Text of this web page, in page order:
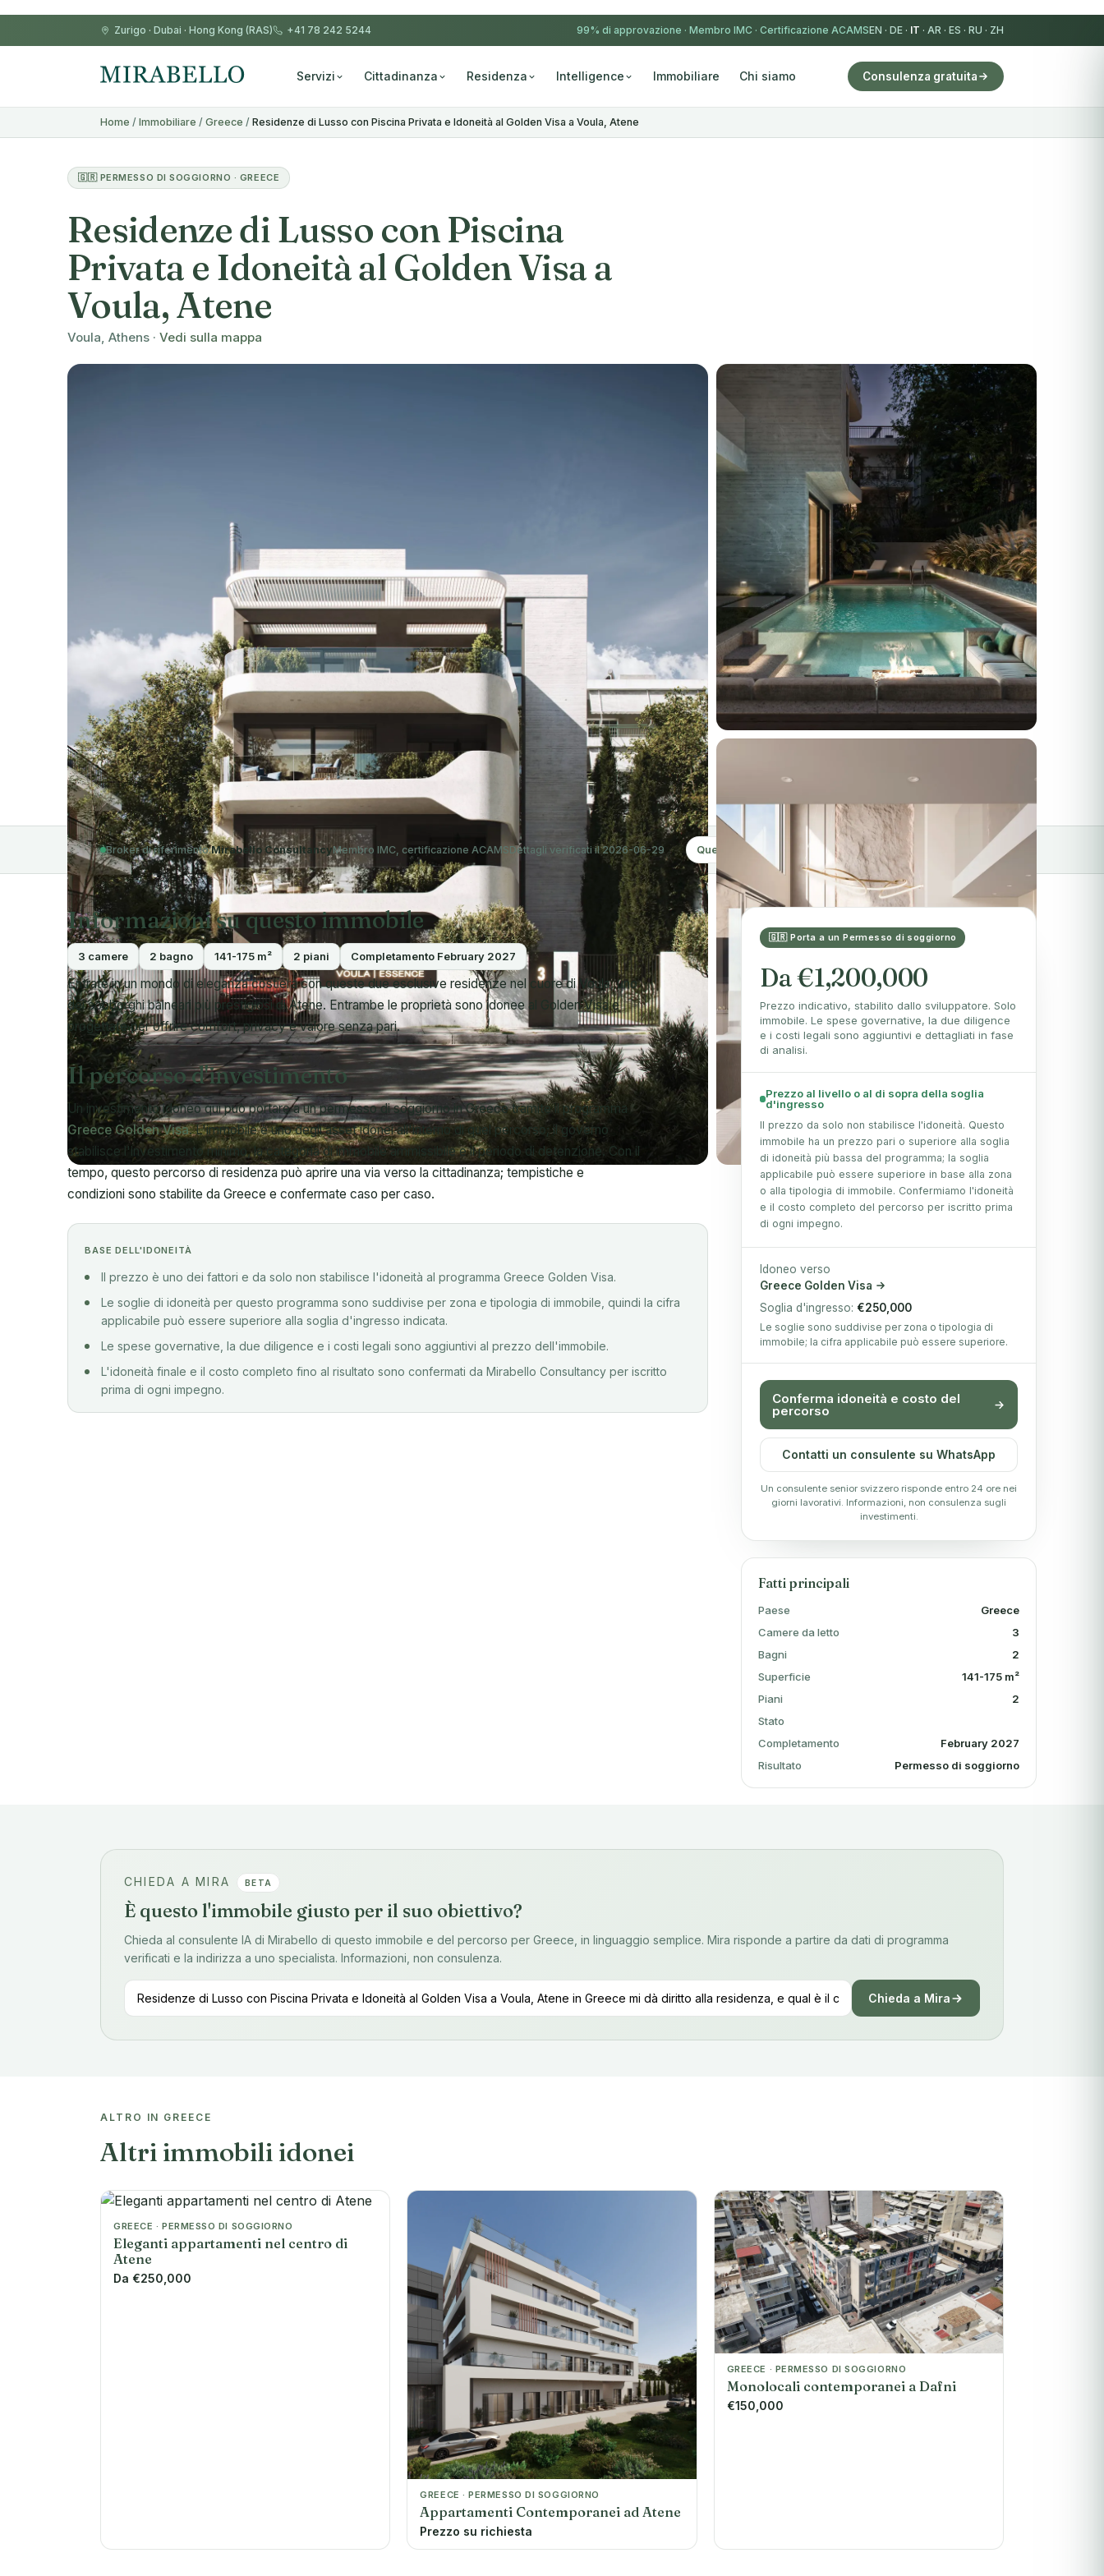
Zurigo·Dubai·Hong Kong (RAS) +41 78 242 5244 99% di approvazione ·Membro IMC·Certificazione ACAMSEN·DE·IT·AR·ES·RU·ZH
Consulenza gratuita
Home/Immobiliare/Greece/Residenze di Lusso con Piscina Privata e Idoneità al Golden Visa a Voula, Atene
Residenze di Lusso con Piscina
Privata e Idoneità al Golden Visa a
Voula, Atene
Voula, Athens ·Vedi sulla mappa
+20 foto
Broker di riferimento:Mirabello Consultancy Membro IMC, certificazione ACAMS Dettagli verificati il 2026-06-29 Questo annuncio è disponibile per gli agenti IA tramite
Informazioni su questo immobile
3 camere 2 bagno 141-175 m² 2 piani Completamento February 2027
Entrate in un mondo di eleganza costiera con queste due esclusive residenze nel cuore di Voula, uno
dei sobborghi balneari più prestigiosi di Atene. Entrambe le proprietà sono idonee al Golden Visa e
progettate per offrire comfort, privacy e valore senza pari.
Il percorso d'investimento
Un investimento idoneo qui può portare a un permesso di soggiorno in Greece tramite il programma
Greece Golden Visa. L'immobile è uno degli asset idonei all'interno di quel percorso; il governo
stabilisce l'investimento minimo, la categoria di immobile ammissibile e il periodo di detenzione. Con il
tempo, questo percorso di residenza può aprire una via verso la cittadinanza; tempistiche e
condizioni sono stabilite da Greece e confermate caso per caso.
Le soglie di idoneità per questo programma sono suddivise per zona e tipologia di immobile, quindi la cifra
applicabile può essere superiore alla soglia d'ingresso indicata.
Le spese governative, la due diligence e i costi legali sono aggiuntivi al prezzo dell'immobile.
L'idoneità finale e il costo completo fino al risultato sono confermati da Mirabello Consultancy per iscritto
prima di ogni impegno.
Da €1,200,000
Prezzo indicativo, stabilito dallo sviluppatore. Solo
immobile. Le spese governative, la due diligence
e i costi legali sono aggiuntivi e dettagliati in fase
di analisi.
d'ingresso
Il prezzo da solo non stabilisce l'idoneità. Questo
immobile ha un prezzo pari o superiore alla soglia
di idoneità più bassa del programma; la soglia
applicabile può essere superiore in base alla zona
o alla tipologia di immobile. Confermiamo l'idoneità
e il costo completo del percorso per iscritto prima
di ogni impegno.
Greece Golden Visa
Soglia d'ingresso: €250,000
Le soglie sono suddivise per zona o tipologia di
immobile; la cifra applicabile può essere superiore.
Conferma idoneità e costo del
percorso
Contatti un consulente su WhatsApp
Un consulente senior svizzero risponde entro 24 ore nei
giorni lavorativi. Informazioni, non consulenza sugli
investimenti.
Paese
Camere da letto
3
Bagni
2
Superficie
141-175 m²
Piani
2
Stato
Completamento
Risultato
Permesso di soggiorno
È questo l'immobile giusto per il suo obiettivo?
Chieda al consulente IA di Mirabello di questo immobile e del percorso per Greece, in linguaggio semplice. Mira risponde a partire da dati di programma
verificati e la indirizza a uno specialista. Informazioni, non consulenza.
Chieda a Mira
Altri immobili idonei
GREECE · PERMESSO DI SOGGIORNO
Eleganti appartamenti nel centro di
Atene
Da €250,000
GREECE · PERMESSO DI SOGGIORNO
Appartamenti Contemporanei ad Atene
Prezzo su richiesta
GREECE · PERMESSO DI SOGGIORNO
Monolocali contemporanei a Dafni
€150,000